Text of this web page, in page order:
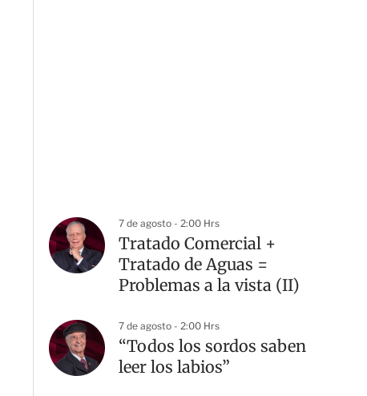
7 de agosto - 2:00 Hrs
Tratado Comercial +
Tratado de Aguas =
Problemas a la vista (II)
7 de agosto - 2:00 Hrs
“Todos los sordos saben
leer los labios”